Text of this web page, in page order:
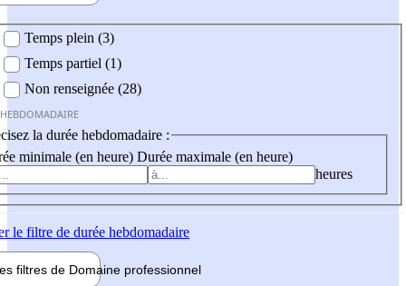
Temps plein (3)
Temps partiel (1)
Non renseignée (28)
la durée hebdomadaire :
minimale (en heure) Durée maximale (en heure)
heures
le filtre de durée hebdomadaire
filtres de Domaine professionnel